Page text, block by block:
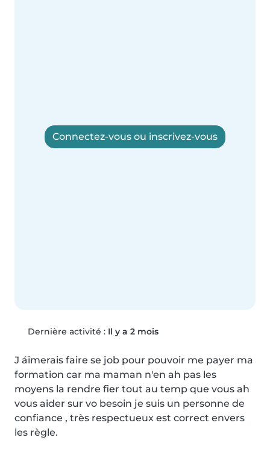
Connectez-vous ou inscrivez-vous
Dernière activité : Il y a 2 mois
J ́aimerais faire se job pour pouvoir me payer ma
formation car ma maman n'en ah pas les
moyens la rendre fier tout au temp que vous ah
vous aider sur vo besoin je suis un personne de
confiance , très respectueux est correct envers
les règle.